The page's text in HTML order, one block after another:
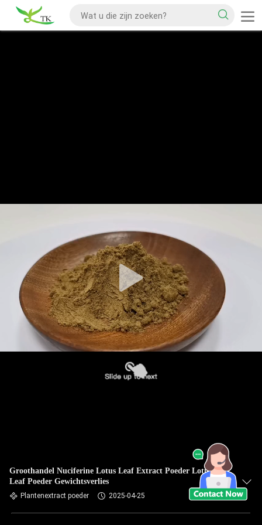
Groothandel Nuciferine Lotus Leaf Extract Poeder Lotus
Leaf Poeder Gewichtsverlies
Plantenextract poeder 2025-04-25